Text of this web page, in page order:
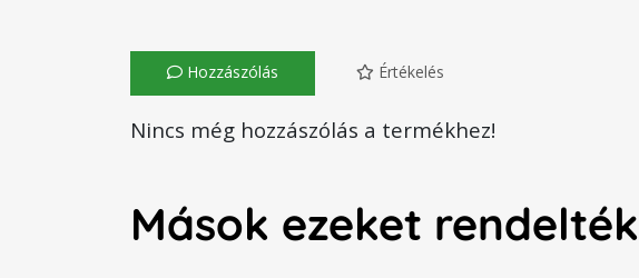
Hozzászólás Értékelés
Nincs még hozzászólás a termékhez!
Mások ezeket rendelték